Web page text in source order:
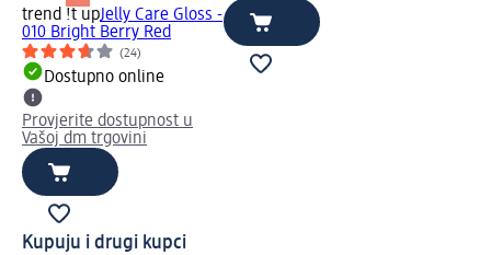
trend !t upJelly Care Gloss -
010 Bright Berry Red
(24)
Dostupno online
Provjerite dostupnost u
Vašoj dm trgovini
Kupuju i drugi kupci